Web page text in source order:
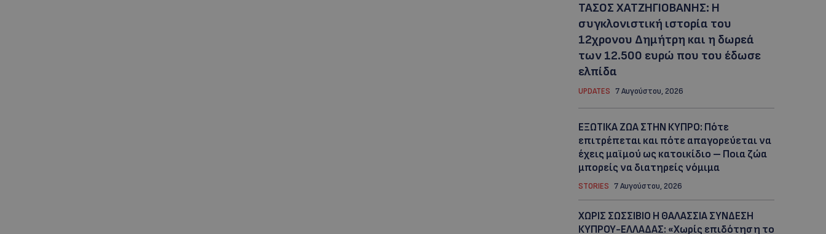
ΤΑΣΟΣ ΧΑΤΖΗΓΙΟΒΑΝΗΣ: Η
συγκλονιστική ιστορία του
12χρονου Δημήτρη και η δωρεά
των 12.500 ευρώ που του έδωσε
ελπίδα
UPDATES 7 Αυγούστου, 2026
ΕΞΩΤΙΚΑ ΖΩΑ ΣΤΗΝ ΚΥΠΡΟ: Πότε
επιτρέπεται και πότε απαγορεύεται να
έχεις μαϊμού ως κατοικίδιο – Ποια ζώα
μπορείς να διατηρείς νόμιμα
STORIES 7 Αυγούστου, 2026
ΧΩΡΙΣ ΣΩΣΣΙΒΙΟ Η ΘΑΛΑΣΣΙΑ ΣΥΝΔΕΣΗ
ΚΥΠΡΟΥ-ΕΛΛΑΔΑΣ: «Χωρίς επιδότηση το